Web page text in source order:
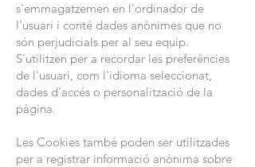
s'emmagatzemen en l'ordinador de
l'usuari i conté dades anònimes que no
són perjudicials per al seu equip.
S'utilitzen per a recordar les preferències
de l'usuari, com l'idioma seleccionat,
dades d'accés o personalització de la
pàgina.
Les Cookies també poden ser utilitzades
per a registrar informació anònima sobre